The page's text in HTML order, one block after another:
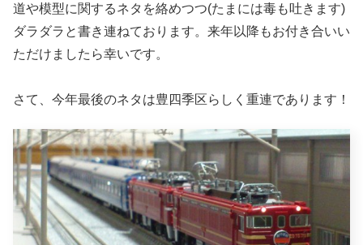
道や模型に関するネタを絡めつつ(たまには毒も吐きます)
ダラダラと書き連ねております。来年以降もお付き合いい
ただけましたら幸いです。
さて、今年最後のネタは豊四季区らしく重連であります！